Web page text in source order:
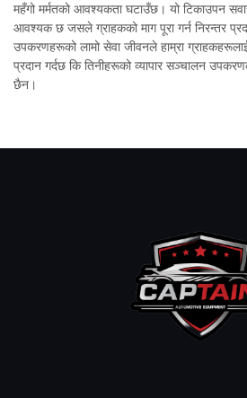
महँगो मर्मतको आवश्यकता घटाउँछ। यो टिकाउपन
आवश्यक छ जसले ग्राहकको माग पूरा गर्न निरन्तर
उपकरणहरूको लामो सेवा जीवनले हाम्रा ग्राहकहरूलाई
प्रदान गर्दछ कि तिनीहरूको व्यापार सञ्चालन
छैन।